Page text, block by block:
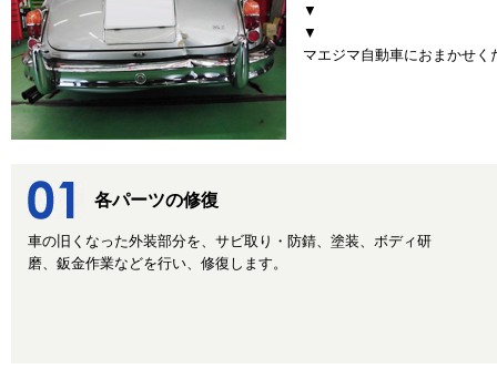
▼
▼
マエジマ自動車におまかせく
各パーツの修復
車の旧くなった外装部分を、サビ取り・防錆、塗装、ボディ研
磨、鈑金作業などを行い、修復します。